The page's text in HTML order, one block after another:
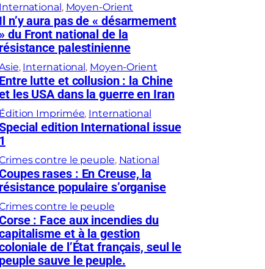
International, Moyen-Orient
Il n’y aura pas de « désarmement
» du Front national de la
résistance palestinienne
, International, Moyen-Orient
Entre lutte et collusion : la Chine
les USA dans la guerre en Iran
Édition Imprimée, International
edition International issue
1
contre le peuple, National
rases : En Creuse, la
résistance populaire s’organise
contre le peuple
: Face aux incendies du
et à la gestion
de l’État français, seul le
peuple sauve le peuple.